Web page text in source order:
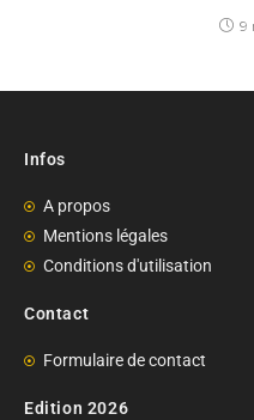
9
Infos
A propos
Mentions légales
Conditions d'utilisation
Contact
Formulaire de contact
Edition 2026